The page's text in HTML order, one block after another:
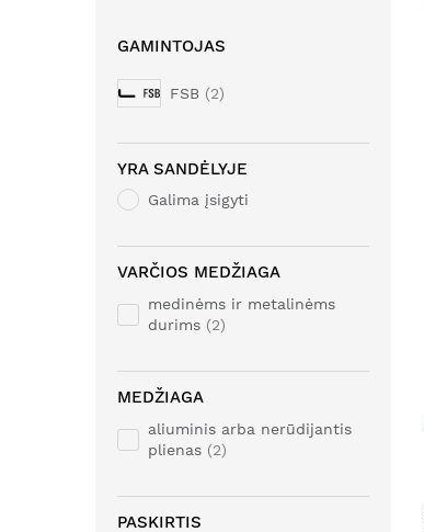
GAMINTOJAS
FSB 2
YRA SANDĖLYJE
Galima įsigyti
VARČIOS MEDŽIAGA
medinėms ir metalinėms
durims
2
MEDŽIAGA
aliuminis arba nerūdijantis
plienas
2
PASKIRTIS